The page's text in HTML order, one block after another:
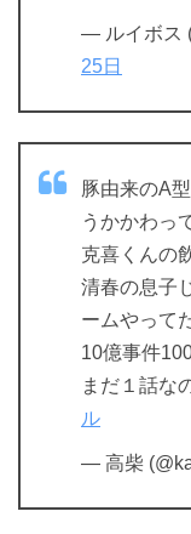
— ルイボス
25日
豚由来のA
うかかわっ
克喜くんの
清春の息子
ームやって
10億事件
まだ１話な
ル
— 高柴